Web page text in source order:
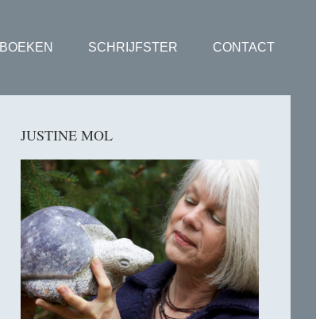
BOEKEN SCHRIJFSTER CONTACT
Sidebar
JUSTINE MOL